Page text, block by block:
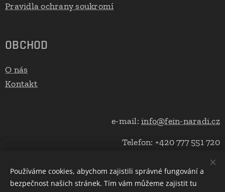
Pravidla ochrany soukromí
OBCHOD
O nás
Kontakt
e-mail:info@fein-naradi.cz
Telefon: +420 777 551 720
Cookies
Používáme cookies, abychom zajistili správné fungování a
bezpečnost našich stránek. Tím vám můžeme zajistit tu